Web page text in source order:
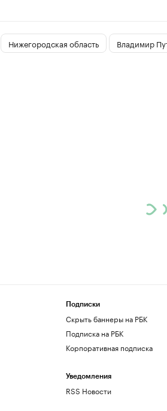
Нижегородская область
Владимир
Подписки
Скрыть баннеры на РБК
Подписка на РБК
Корпоративная подписка
Уведомления
RSS Новости